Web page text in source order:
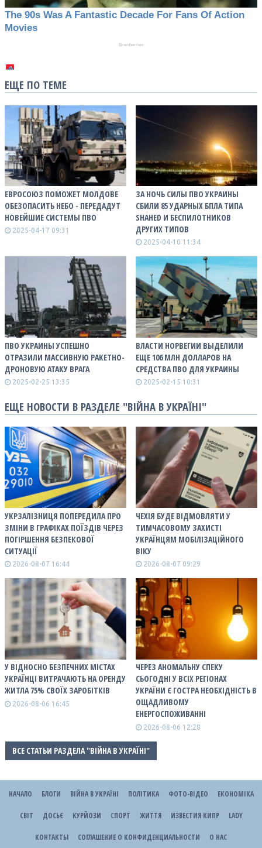
ЕЩЕ ПО ТЕМЕ
ЕВРОСОЮЗ ПОМОЖЕТ МОЛДОВЕ
ОБЕЗОПАСИТЬ НЕБО - ПЕРЕДАДУТ
НОВЕЙШИЕ СИСТЕМЫ ПВО
2025-04-17 09:31
ЗА НОЧЬ СИЛЫ ПВО УКРАИНЫ
СБИЛИ 85 УДАРНЫХ БПЛА ТИПА
SHAHED И БЕСПИЛОТНИКОВ
ДРУГИХ ТИПОВ
2025-04-10 11:34
ПВО УКРАИНЫ УСПЕШНО
ОТРАЗИЛИ МАССИВНУЮ РАКЕТНО-
ДРОНОВУЮ АТАКУ ВРАГА
2025-02-25 13:35
ВЛАСТИ НОРВЕГИИ ВЫДЕЛИЛИ
ЕЩЕ 106 МЛН ДОЛЛАРОВ НА
СРЕДСТВА ПВО ДЛЯ УКРАИНЫ
2025-02-15 10:31
ЕЩЕ НОВОСТИ В РАЗДЕЛЕ "ВІЙНА В УКРАЇНІ"
УКРЗАЛІЗНИЦЯ ПОПЕРЕДИЛА ПРО
ЗМІНИ В ГРАФІКАХ ПОЇЗДІВ ЧЕРЕЗ
ПОГІРШЕННЯ БЕЗПЕКОВОЇ
СИТУАЦІЇ
2026-08-07 16:44
ЧЕХІЯ БУДЕ ВІДМОВЛЯТИ У
ТИМЧАСОВОМУ ЗАХИСТІ
УКРАЇНЦЯМ МОБІЛІЗАЦІЙНОГО
ВІКУ
2026-08-07 09:29
У ВІДНОСНО БЕЗПЕЧНИХ МІСТАХ
УКРАЇНЦІ ВИТРАЧАЮТЬ НА ОРЕНДУ
ЖИТЛА 75% СВОЇХ ЗАРОБІТКІВ
2026-08-06 16:45
ЧЕРЕЗ АНОМАЛЬНУ СПЕКУ
СЬОГОДНІ У ВСІХ РЕГІОНАХ
УКРАЇНИ Є ГОСТРА НЕОБХІДНІСТЬ В
ОЩАДЛИВОМУ
ЕНЕРГОСПОЖИВАННІ
2026-08-06 12:28
ВСЕ СТАТЬИ РАЗДЕЛА "ВІЙНА В УКРАЇНІ"
НАЧАЛО БЛОГИ ВІЙНА В УКРАЇНІ ПОЛІТИКА ФОТО-ВІДЕО ЕКОНОМІКА
СВІТ ДОСЬЄ КУРЙОЗИ СПОРТ ЖИТТЯ ИЗВЕСТИЯ КИПР LADY
КОНТАКТЫ СОГЛАШЕНИЕ О КОНФИДЕНЦИАЛЬНОСТИ О НАС